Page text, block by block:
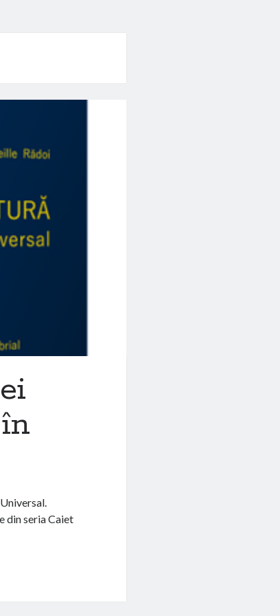
din seria Caiet